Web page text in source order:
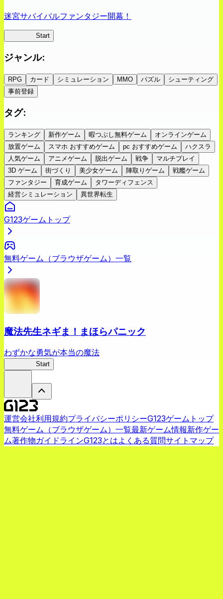
迷宮サバイバルファンタジー開幕！
Start
ジャンル:
RPG カード シミュレーション MMO パズル
シューティング
事前登録
タグ:
ランキング 新作ゲーム 暇つぶし無料ゲーム
オンラインゲーム
放置ゲーム
スマホ おすすめゲーム pc おすすめゲーム
ハクスラ
人気ゲーム
アニメゲーム 脱出ゲーム 戦争
マルチプレイ
3D ゲーム
街づくり 美少女ゲーム 陣取りゲーム
戦艦ゲーム
ファンタジー
育成ゲーム
タワーディフェンス
経営シミュレーション
異世界転生
G123ゲームトップ
無料ゲーム（ブラウザゲーム）一覧
魔法先生ネギま！まほらパニック
わずかな勇気が本当の魔法
Start
運営会社利用規約プライバシーポリシーG123ゲームトップ
無料ゲーム（ブラウザゲーム）一覧最新ゲーム情報新作ゲー
ム著作物ガイドラインG123とはよくある質問サイトマップ